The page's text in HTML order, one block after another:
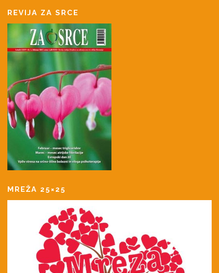
REVIJA ZA SRCE
MREŽA 25×25